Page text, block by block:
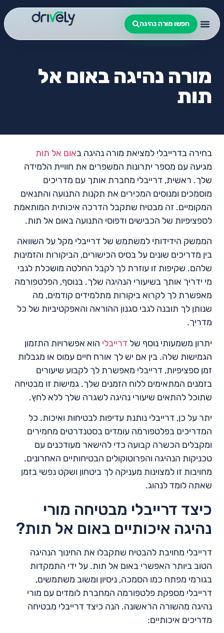
חפשו מורה נהיגה
מורה נהיגה באום אל
תות
בחירה בדרייבלי למציאת מורה נהיגה באום אל תות
מגיעה עם מספר יתרונות המשפרים את חוויית הלמידה
שלך. ראשית, דרייבלי מחברת אותך עם מדריכים
מוסמכים ומנוסים המכירים את תקנות התנועה והתנאים
המקומיים. זה מבטיח שתקבל הדרכה איכותית המותאמת
לספציפיות של הכבישים ודפוסי התנועה באום אל תות.
הממשק הידידותי למשתמש של דרייבלי מקל על השוואה
בין מדריכים שונים על בסיס הכישורים, הביקורות והזמינות
שלהם. שקיפות זו עוזרת לך לקבל החלטה מושכלת לגבי
מי ידריך אותך בשיעורי הנהיגה שלך. בנוסף, הפלטפורמה
מאפשרת לך לקרוא ביקורות מתלמידים קודמים, מה
שנותן לך תובנה לגבי סגנון ההוראה והאפקטיביות של כל
מדריך.
יתרון משמעותי נוסף של דרייבלי הוא אפשרויות התזמון
הגמישות שלה. בין אם יש לך אורח חיים עמוס או מגבלות
זמן ספציפיות, דרייבלי מאפשרת לך לקבוע שיעורים
בזמנים המתאימים ללוח הזמנים שלך. גמישות זו מבטיחה
שתוכל להתאים שיעורי נהיגה לשגרה שלך ללא לחץ.
יתר על כן, דרייבלי נותנת עדיפות לבטיחות ואיכות. כל
המדריכים בפלטפורמה עומדים בסטנדרטים מחמירים
ומקבלים הכשרה קבועה כדי להישאר מעודכנים עם
טכניקות הנהיגה והפרוטוקולים הבטיחותיים האחרונים.
מחויבות זו למצוינות מעניקה לך ביטחון ושקט נפשי בזמן
שאתה לומד לנהוג.
כיצד דרייבלי מבטיחה מורי
נהיגה איכותיים באום אל תות?
דרייבלי מחויבת להבטיח שתקבלו את החינוך הנהיגה
הטוב ביותר האפשרי באום אל תות. על ידי התמקדות
בגורמי מפתח כמו הסמכה, ניסיון ומשוב משתמשים,
דרייבלי מספקת פלטפורמה המחברת לומדים עם מורי
נהיגה מהשורה הראשונה. הנה כיצד דרייבלי מבטיחה
מדריכים איכותיים: